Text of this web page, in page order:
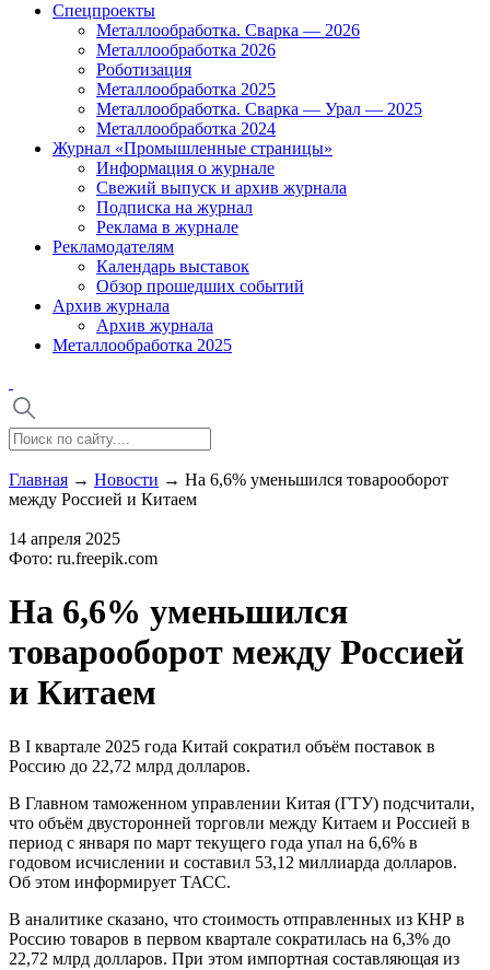
Спецпроекты
Металлообработка. Сварка — 2026
Металлообработка 2026
Роботизация
Металлообработка 2025
Металлообработка. Сварка — Урал — 2025
Металлообработка 2024
Журнал «Промышленные страницы»
Информация о журнале
Свежий выпуск и архив журнала
Подписка на журнал
Реклама в журнале
Рекламодателям
Календарь выставок
Обзор прошедших событий
Архив журнала
Архив журнала
Металлообработка 2025
Главная → Новости → На 6,6% уменьшился товарооборот
между Россией и Китаем
14 апреля 2025
Фото: ru.freepik.com
На 6,6% уменьшился
товарооборот между Россией
и Китаем
В I квартале 2025 года Китай сократил объём поставок в
Россию до 22,72 млрд долларов.
В Главном таможенном управлении Китая (ГТУ) подсчитали,
что объём двусторонней торговли между Китаем и Россией в
период с января по март текущего года упал на 6,6% в
годовом исчислении и составил 53,12 миллиарда долларов.
Об этом информирует ТАСС.
В аналитике сказано, что стоимость отправленных из КНР в
Россию товаров в первом квартале сократилась на 6,3% до
22,72 млрд долларов. При этом импортная составляющая из